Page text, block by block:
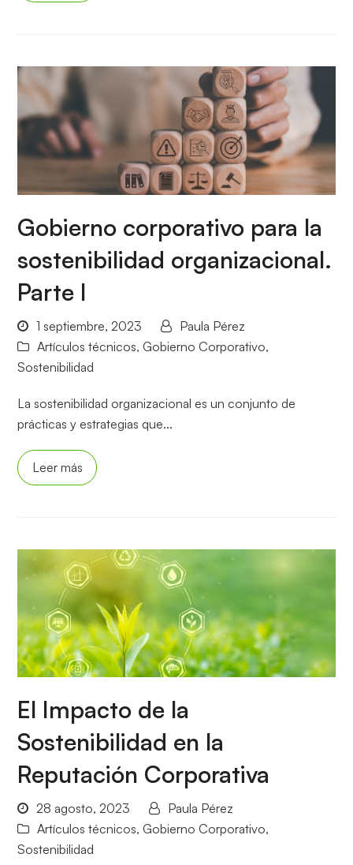
Gobierno corporativo para la
sostenibilidad organizacional.
Parte I
1 septiembre, 2023
Paula Pérez
Artículos técnicos, Gobierno Corporativo,
Sostenibilidad
La sostenibilidad organizacional es un conjunto de
prácticas y estrategias que...
Leer más
El Impacto de la
Sostenibilidad en la
Reputación Corporativa
28 agosto, 2023
Paula Pérez
Artículos técnicos, Gobierno Corporativo,
Sostenibilidad